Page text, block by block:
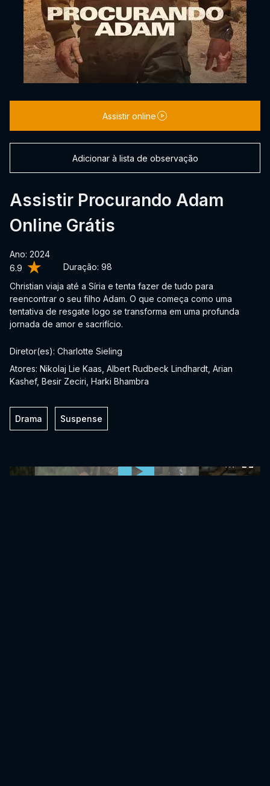
6.9 Duração: 98
Assistir Procurando Adam
Online Grátis
Ano: 2024
Christian viaja até a Síria e tenta fazer de tudo para
reencontrar o seu filho Adam. O que começa como uma
tentativa de resgate logo se transforma em uma profunda
jornada de amor e sacrifício.
Assistir online
Adicionar à lista de observação
Diretor(es): Charlotte Sieling
Atores: Nikolaj Lie Kaas, Albert Rudbeck Lindhardt, Arian
Kashef, Besir Zeciri, Harki Bhambra
Drama Suspense